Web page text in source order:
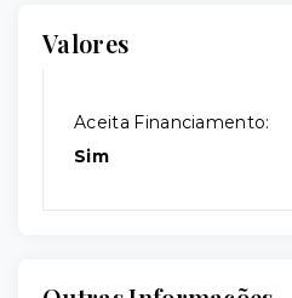
Valores
Aceita Financiamento:
Sim